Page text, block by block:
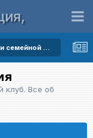
Женский клуб. Все об отношениях, свадьбе и семейной жизни
клуб. Все об